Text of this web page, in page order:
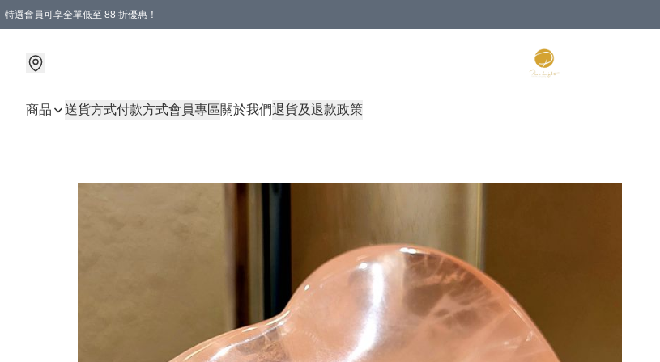
特選會員可享全單低至 88 折優惠！
商品 送貨方式付款方式會員專區關於我們退貨及退款政策